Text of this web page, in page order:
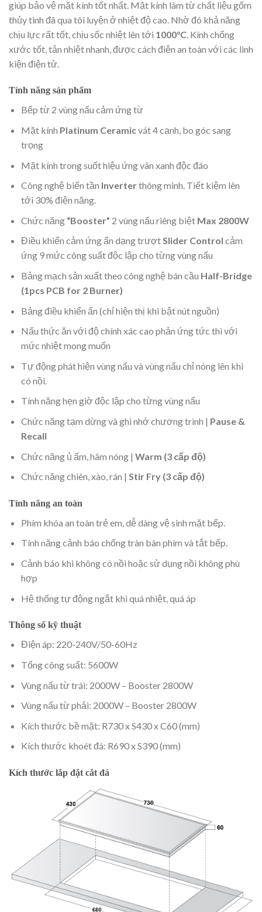
giúp bảo vệ mặt kính tốt nhất. Mặt kính làm từ chất liệu gốm
thủy tinh đã qua tôi luyện ở nhiệt độ cao. Nhờ đó khả năng
chịu lực rất tốt, chịu sốc nhiệt lên tới 1000°C . Kính chống
xước tốt, tản nhiệt nhanh, được cách điện an toàn với các linh
kiện điện tử.
Tính năng sản phẩm
Bếp từ 2 vùng nấu cảm ứng từ
Mặt kính Platinum Ceramicvát 4 cạnh, bo góc sang
trọng
Mặt kính trong suốt hiệu ứng vân xanh độc đáo
Công nghệ biến tần Inverterthông minh. Tiết kiệm lên
tới 30% điện năng.
Chức năng “Booster” 2 vùng nấu riêng biệt Max 2800W
Điều khiển cảm ứng ẩn dạng trượtSlider Control cảm
ứng 9 mức công suất độc lập cho từng vùng nấu
Bảng mạch sản xuất theo công nghệ bán cầu Half-Bridge
(1pcs PCB for 2 Burner)
Bảng điều khiển ẩn (chỉ hiện thị khi bật nút nguồn)
Nấu thức ăn với độ chính xác cao phản ứng tức thì với
mức nhiệt mong muốn
Tự động phát hiện vùng nấu và vùng nấu chỉ nóng lên khi
có nồi.
Tính năng hẹn giờ độc lập cho từng vùng nấu
Chức năng tạm dừng và ghi nhớ chương trình | Pause &
Recall
Chức năng ủ ấm, hâm nóng | Warm (3 cấp độ)
Chức năng chiên, xào, rán | Stir Fry (3 cấp độ)
Tính năng an toàn
Phím khóa an toàn trẻ em, dễ dàng vệ sinh mặt bếp.
Tính năng cảnh báo chống tràn bàn phím và tắt bếp.
Cảnh báo khi không có nồi hoặc sử dụng nồi không phù
hợp
Hệ thống tự động ngắt khi quá nhiệt, quá áp
Thông số kỹ thuật
Điện áp: 220-240V/50-60Hz
Tổng công suất: 5600W
Vùng nấu từ trái: 2000W – Booster 2800W
Vùng nấu từ phải: 2000W – Booster 2800W
Kích thước bề mặt: R730 x S430 x C60 (mm)
Kích thước khoét đá: R690 x S390 (mm)
Kích thước lắp đặt cắt đá